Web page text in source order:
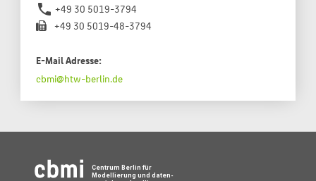
phone +49 30 5019-3794
+49 30 5019-48-3794
E-Mail Adresse:
cbmi@htw-berlin.de